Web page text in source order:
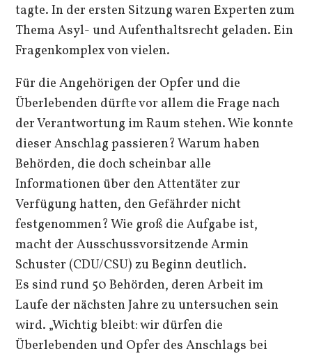
tagte. In der ersten Sitzung waren Experten zum
Thema Asyl- und Aufenthaltsrecht geladen. Ein
Fragenkomplex von vielen.
Für die Angehörigen der Opfer und die
Überlebenden dürfte vor allem die Frage nach
der Verantwortung im Raum stehen. Wie konnte
dieser Anschlag passieren? Warum haben
Behörden, die doch scheinbar alle
Informationen über den Attentäter zur
Verfügung hatten, den Gefährder nicht
festgenommen? Wie groß die Aufgabe ist,
macht der Ausschussvorsitzende Armin
Schuster (CDU/CSU) zu Beginn deutlich.
Es sind rund 50 Behörden, deren Arbeit im
Laufe der nächsten Jahre zu untersuchen sein
wird. „Wichtig bleibt: wir dürfen die
Überlebenden und Opfer des Anschlags bei